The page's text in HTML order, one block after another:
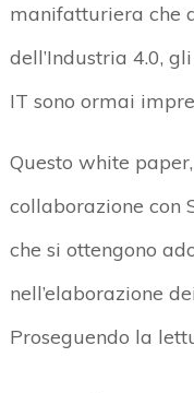
manifatturiera che
dell’Industria 4.0,
IT sono ormai
Questo white
collaborazione con
che si ottengono
nell’elaborazione
Proseguendo la